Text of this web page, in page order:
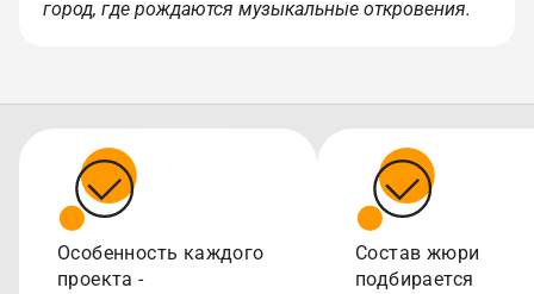
город, где рождаются музыкальные откровения.
Особенность каждого
проекта -
Состав жюри
подбирается